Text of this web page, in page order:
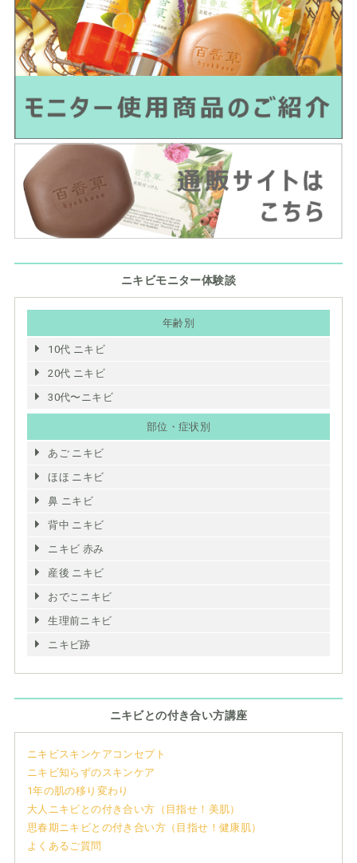
ニキビモニター体験談
年齢別
10代 ニキビ
20代 ニキビ
30代〜ニキビ
部位・症状別
あご ニキビ
ほほ ニキビ
鼻 ニキビ
背中 ニキビ
ニキビ 赤み
産後 ニキビ
おでこニキビ
生理前ニキビ
ニキビ跡
ニキビとの付き合い方講座
ニキビスキンケアコンセプト
ニキビ知らずのスキンケア
1年の肌の移り変わり
大人ニキビとの付き合い方（目指せ！美肌）
思春期ニキビとの付き合い方（目指せ！健康肌）
よくあるご質問